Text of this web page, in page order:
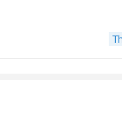
스터를 무서워했던 사촌
신에게 따금히 주의를 줬
몸이 안 좋다는 아이한
흘러 나오고 이제 지옥에
과자 전 성당에서는 과자
복해지는 반면 이곳은 놀
행운의과자를먹게되면
은 프롤로그 부터 꼭 보셔
하는 사장이 등장하기 때
로그 놓치지 말고 보세요
옥원의 사장은 무시무시한